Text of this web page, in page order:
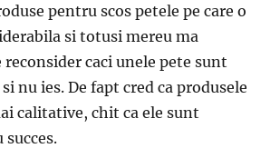
pentru scos petele pe care o
si totusi mereu ma
reconsider caci unele pete sunt
nu ies. De fapt cred ca produsele
calitative, chit ca ele sunt
succes.